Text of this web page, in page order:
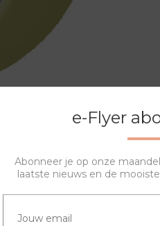
e-Flyer
Abonneer je op onze
laatste nieuws en de